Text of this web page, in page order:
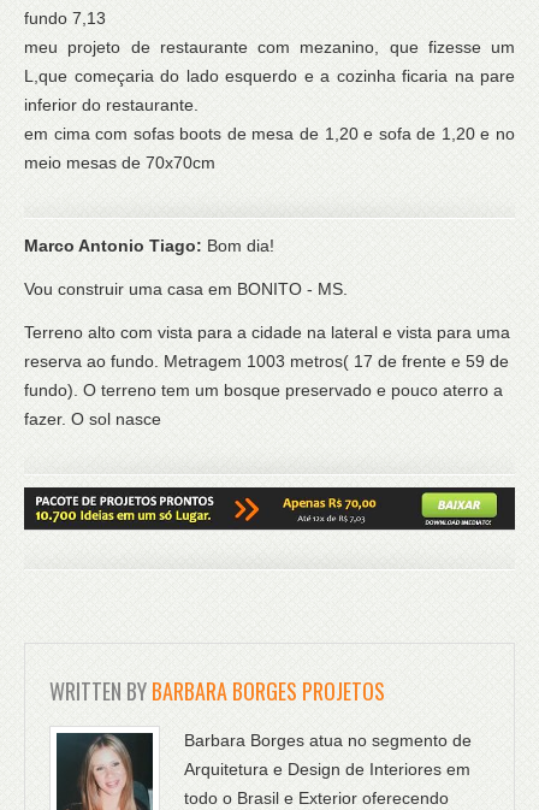
fundo 7,13
meu projeto de restaurante com mezanino, que fizesse um
L,que começaria do lado esquerdo e a cozinha ficaria na pare
inferior do restaurante.
em cima com sofas boots de mesa de 1,20 e sofa de 1,20 e no
meio mesas de 70x70cm
Marco Antonio Tiago: Bom dia!
Vou construir uma casa em BONITO - MS.
Terreno alto com vista para a cidade na lateral e vista para uma
reserva ao fundo. Metragem 1003 metros( 17 de frente e 59 de
fundo). O terreno tem um bosque preservado e pouco aterro a
fazer. O sol nasce
WRITTEN BYBARBARA BORGES PROJETOS
Barbara Borges atua no segmento de
Arquitetura e Design de Interiores em
todo o Brasil e Exterior oferecendo